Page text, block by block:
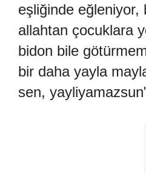
eşliğinde
allahtan çocuklara
bidon bile
bir daha yayla
sen,